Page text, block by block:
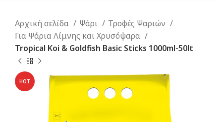
Αρχική σελίδα Ψάρι
Τροφές Ψαριών
Για Ψάρια Λίμνης και Χρυσόψαρα
Tropical Koi & Goldfish Basic Sticks 1000ml-50lt
HOT